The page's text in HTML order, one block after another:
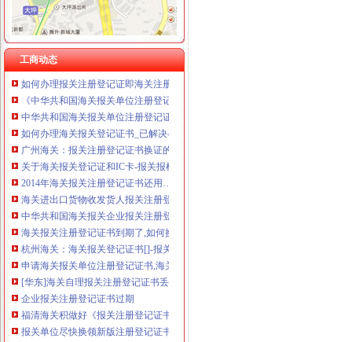
工商动态
《中华共和国海关报关单位注册登记证书》备案材料
海关进出口货物收发货人报关注册登记证书
关于《海关报关单位注册登记证书》的几个问题.-报关报检-福步外
《中华共和国海关报关企业报关注册登记证书》有效期为几年？
如何办理报关注册登记证即海关注册登记证明？-通关监管海关业务咨
《中华共和国海关报关单位注册登记证书》的有效期是多久？
中华共和国海关报关单位注册登记证书.xls
如何办理海关报关登记证书_已解决-阿里巴巴生意经
广州海关：报关注册登记证书换证的问题
关于海关报关登记证和IC卡-报关报检-福步外贸论坛（FOBBusiness
2014年海关报关注册登记证书还用…-海关百问
海关进出口货物收发货人报关注册登记证书的次办理
中华共和国海关报关企业报关注册登记证书过期_政务咨询_浙江电
海关报关注册登记证书到期了,如何换证？_政务咨询_浙江电子口岸
杭州海关：海关报关登记证书[]-报关员通关指南--育路报关员考
申请海关报关单位注册登记证书,海关报关注册信息年度报告范本,
[华东]海关自理报关注册登记证书丢失-报关报检-福步外贸论坛（FOB
企业报关注册登记证书过期
福清海关积做好《报关注册登记证书》换证工作
报关单位尽快换领新版注册登记证书|海关|报关_凤凰财经
海关报关登记证书如何换证_已解决-阿里巴巴生意经